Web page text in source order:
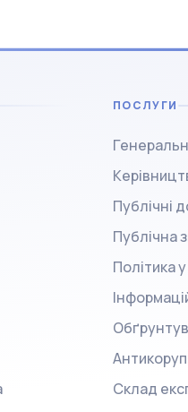
ПОСЛУГИ
Публічні
Публічна
Політика
Склад